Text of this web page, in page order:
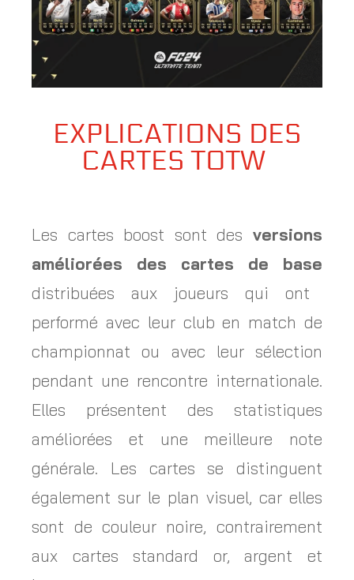
EXPLICATIONS DES
CARTES TOTW
Les cartes boost sont des versions
améliorées des cartes de base
distribuées aux joueurs qui ont
performé avec leur club en match de
championnat ou avec leur sélection
pendant une rencontre internationale.
Elles présentent des statistiques
améliorées et une meilleure note
générale. Les cartes se distinguent
également sur le plan visuel, car elles
sont de couleur noire, contrairement
aux cartes standard or, argent et